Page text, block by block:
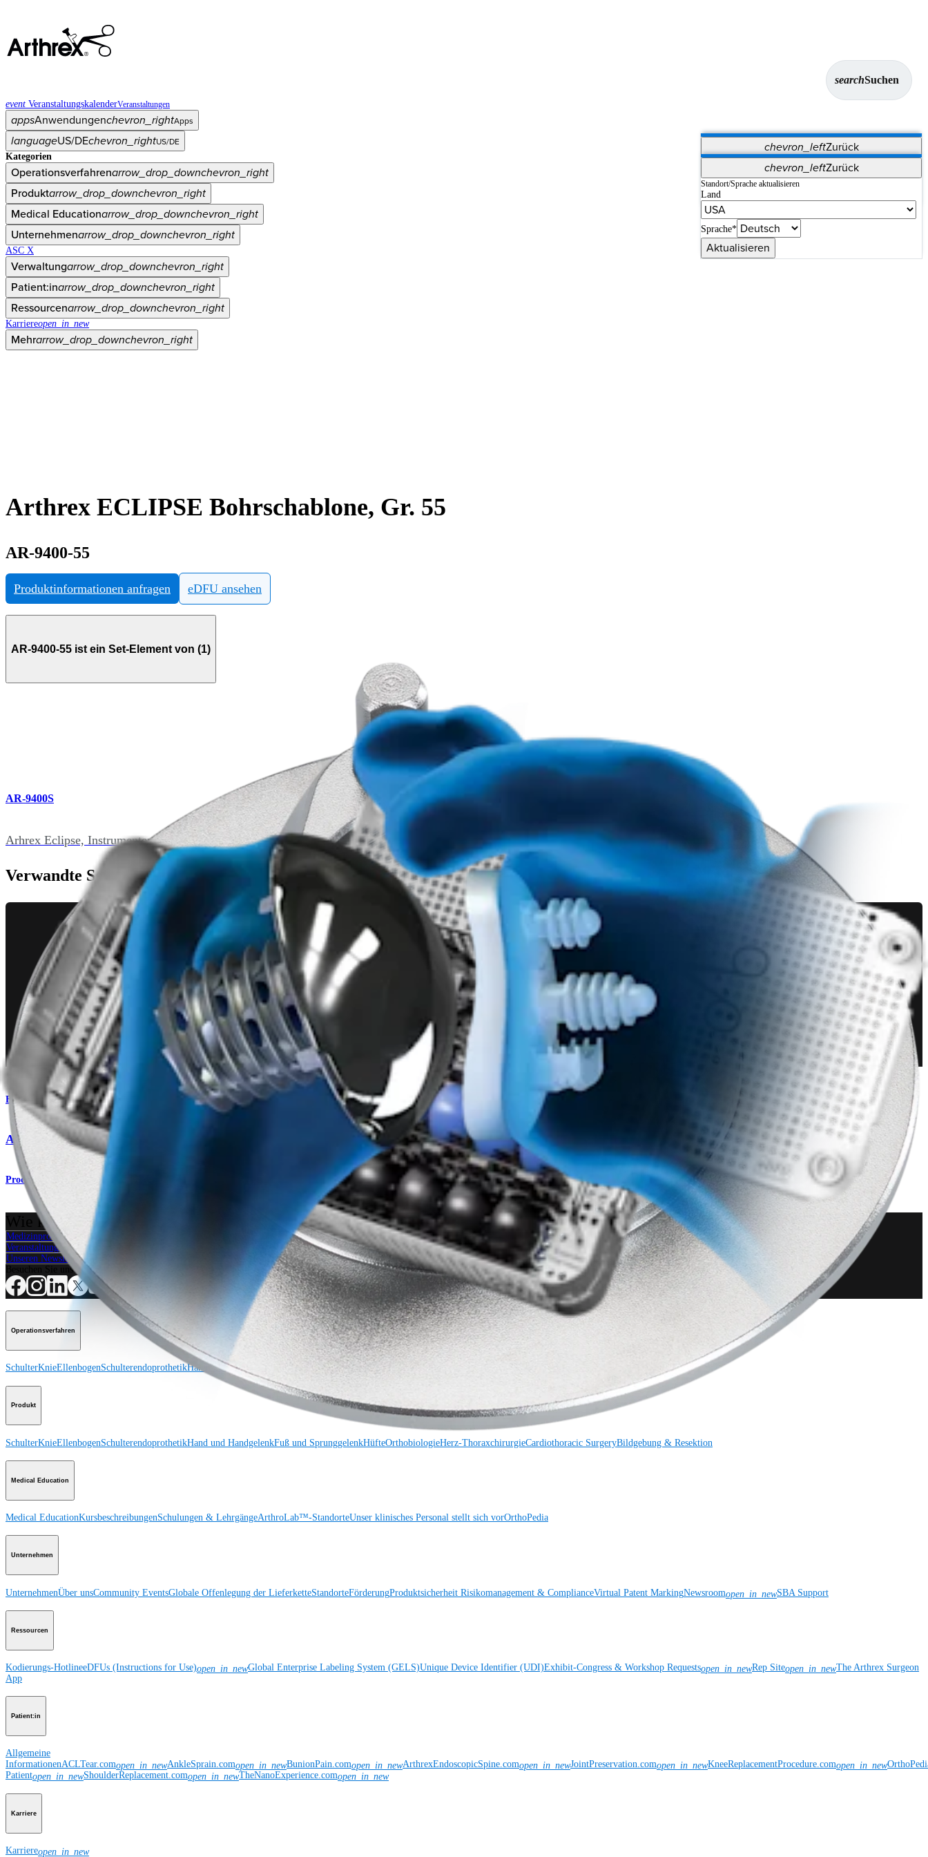
searchSuchen
event VeranstaltungskalenderVeranstaltungen
appsAnwendungenchevron_rightApps
chevron_leftZurück
Vet Systems OrthoPedia Patient
Supplier Portal
Synergy-Bildgebung und -Resektion
languageUS/DEchevron_rightUS/DE
chevron_leftZurück
Standort/Sprache aktualisieren
Land
Sprache*
Aktualisieren
Kategorien
Operationsverfahrenarrow_drop_downchevron_right
Produktarrow_drop_downchevron_right
Medical Educationarrow_drop_downchevron_right
Unternehmenarrow_drop_downchevron_right
ASC X
Verwaltungarrow_drop_downchevron_right
Patient:inarrow_drop_downchevron_right
Ressourcenarrow_drop_downchevron_right
Karriereopen_in_new
Mehrarrow_drop_downchevron_right
Arthrex ECLIPSE Bohrschablone, Gr. 55
AR-9400-55
Produktinformationen anfragen eDFU ansehen
AR-9400-55 ist ein Set-Element von (1)
AR-9400S
Arhrex Eclipse, Instrumentenset
Verwandte Seiten
Endoprothetik Schulter
Arthrex Eclipse™-Schultertotalendoprothesensystem
Produkt
Wie können wir Ihnen helfen?
Medizinproduktberater:in kontaktieren
Veranstaltungen, Lab-Vorführungen und Schulungsmöglichkeiten ansehen
Unseren Newsletter abonnieren
Besuchen Sie uns
Operationsverfahren
SchulterKnieEllenbogenSchulterendoprothetikHand und Handgelenk Fuß und Sprunggelenk Trauma
Produkt
SchulterKnieEllenbogenSchulterendoprothetikHand und HandgelenkFuß und SprunggelenkHüfteOrthobiologieHerz-ThoraxchirurgieCardiothoracic SurgeryBildgebung & Resektion
Medical Education
Medical EducationKursbeschreibungenSchulungen & LehrgängeArthroLab™-StandorteUnser klinisches Personal stellt sich vorOrthoPedia
Unternehmen
UnternehmenÜber unsCommunity EventsGlobale Offenlegung der LieferketteStandorteFörderungProduktsicherheit Risikomanagement & ComplianceVirtual Patent MarkingNewsroomopen_in_newSBA Support
Ressourcen
Kodierungs-HotlineeDFUs (Instructions for Use)open_in_newGlobal Enterprise Labeling System (GELS)Unique Device Identifier (UDI)Exhibit-Congress & Workshop Requestsopen_in_newRep Siteopen_in_newThe Arthrex Surgeon
App
Patient:in
Allgemeine
InformationenACLTear.comopen_in_newAnkleSprain.comopen_in_newBunionPain.comopen_in_newArthrexEndoscopicSpine.comopen_in_newJointPreservation.comopen_in_newKneeReplacementProcedure.comopen_in_new
Patientopen_in_newShoulderReplacement.comopen_in_newTheNanoExperience.comopen_in_new
Karriere
Karriereopen_in_new